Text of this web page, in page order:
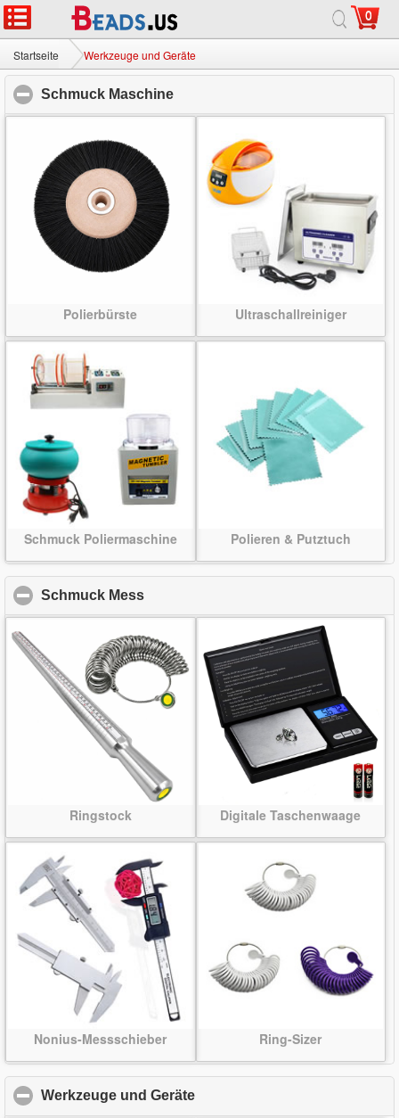
0
Startseite Werkzeuge und Geräte
Schmuck Maschine
Polierbürste Ultraschallreiniger
Schmuck Poliermaschine Polieren & Putztuch
Schmuck Mess
Ringstock Digitale Taschenwaage
Nonius-Messschieber Ring-Sizer
Werkzeuge und Geräte
Startseite|Über|Kontaktiere uns
© 2026 Milchstraße Jewelry Ltd. Alle Rechte vorbehalten.